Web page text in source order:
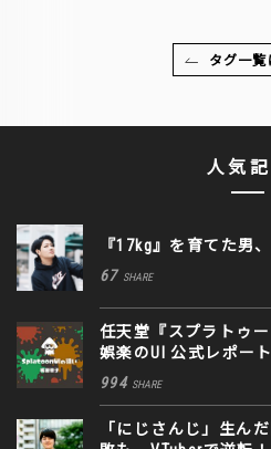
タグ一覧
人気
『17kg』を育てた男
67 SHARE
任天堂『スプラトゥ
娯楽のUI 公式レポー
994 SHARE
「にじさんじ」生ん